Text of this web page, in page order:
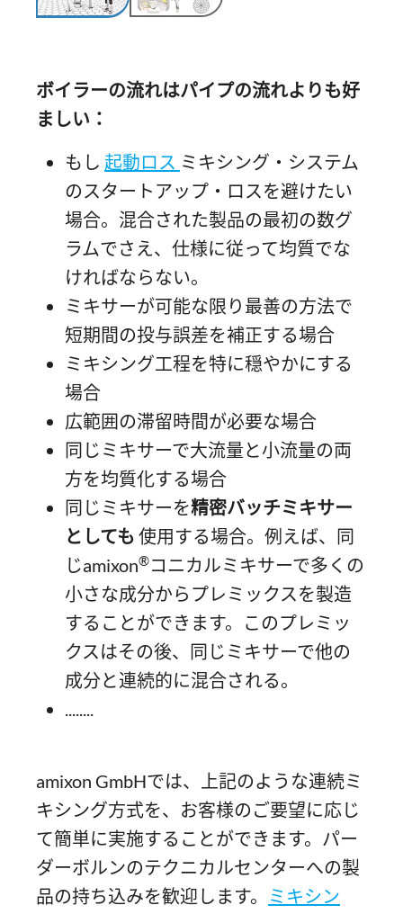
ボイラーの流れはパイプの流れよりも好
ましい：
もし 起動ロス ミキシング・システム
のスタートアップ・ロスを避けたい
場合。混合された製品の最初の数グ
ラムでさえ、仕様に従って均質でな
ければならない。
ミキサーが可能な限り最善の方法で
短期間の投与誤差を補正する場合
ミキシング工程を特に穏やかにする
場合
広範囲の滞留時間が必要な場合
同じミキサーで大流量と小流量の両
方を均質化する場合
同じミキサーを精密バッチミキサー
としても 使用する場合。例えば、同
じamixon®コニカルミキサーで多くの
小さな成分からプレミックスを製造
することができます。このプレミッ
クスはその後、同じミキサーで他の
成分と連続的に混合される。
........
amixon GmbHでは、上記のような連続ミ
キシング方式を、お客様のご要望に応じ
て簡単に実施することができます。パー
ダーボルンのテクニカルセンターへの製
品の持ち込みを歓迎します。
ミキシン